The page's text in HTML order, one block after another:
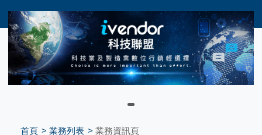
首頁 業務列表 業務資訊頁